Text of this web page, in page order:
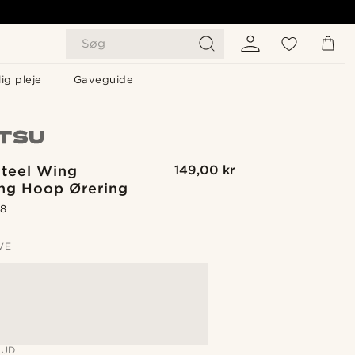
Søg
pleje Gaveguide
Wing
Hoop Ørering
149,00 kr